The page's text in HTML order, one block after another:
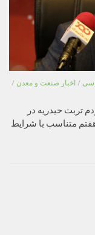
/ اخبار صنعت و معدن /
تربت حیدریه در
: بودجه ۱۴۰۵ و برنامه هفتم متناسب با شرایط